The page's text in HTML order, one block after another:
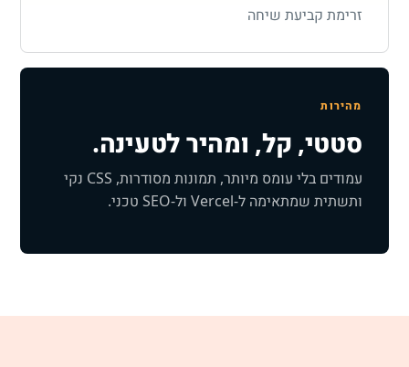
זרימת קביעת שיחה
מהירות
סטטי, קל, ומהיר לטעינה.
עמודים בלי עומס מיותר, תמונות מסודרות, CSS נקי
ותשתית שמתאימה ל-Vercel ול-SEO טכני.